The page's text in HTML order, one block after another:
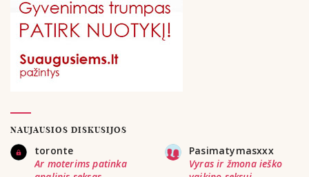
NAUJAUSIOS DISKUSIJOS
toronte
Ar moterims patinka
Pasimatymasxxx
Vyras ir žmona ieško